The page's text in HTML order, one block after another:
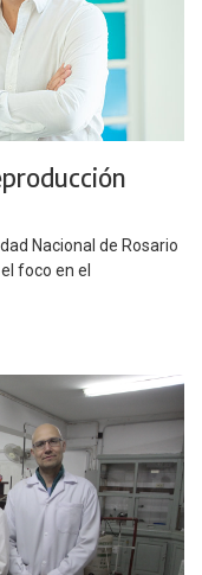
Nacional de Rosario
foco en el